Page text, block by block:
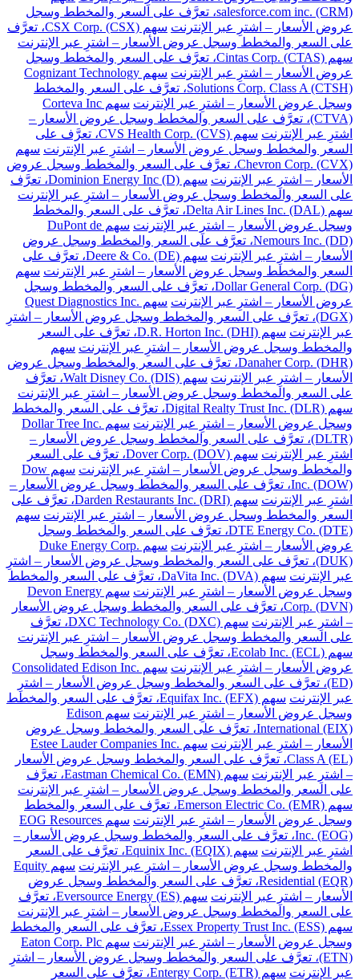
salesforce.com inc. (CRM)، تعرَّف على السعر والمخطط وسجل
عروض الأسعار – اشترِ عبر الإنترنت
سهم CSX Corp. (CSX)، تعرَّف
على السعر والمخطط وسجل عروض الأسعار – اشترِ عبر الإنترنت
سهم Cintas Corp. (CTAS)، تعرَّف على السعر والمخطط وسجل
عروض الأسعار – اشترِ عبر الإنترنت
سهم Cognizant Technology
Solutions Corp. Class A (CTSH)، تعرَّف على السعر والمخطط
وسجل عروض الأسعار – اشترِ عبر الإنترنت
سهم Corteva Inc
(CTVA)، تعرَّف على السعر والمخطط وسجل عروض الأسعار –
اشترِ عبر الإنترنت
سهم CVS Health Corp. (CVS)، تعرَّف على
السعر والمخطط وسجل عروض الأسعار – اشترِ عبر الإنترنت سهم
Chevron Corp. (CVX)، تعرَّف على السعر والمخطط وسجل عروض
الأسعار – اشترِ عبر الإنترنت
سهم Dominion Energy Inc (D)، تعرَّف
على السعر والمخطط وسجل عروض الأسعار – اشترِ عبر الإنترنت
سهم Delta Air Lines Inc. (DAL)، تعرَّف على السعر والمخطط
وسجل عروض الأسعار – اشترِ عبر الإنترنت
سهم DuPont de
Nemours Inc. (DD)، تعرَّف على السعر والمخطط وسجل عروض
الأسعار – اشترِ عبر الإنترنت
سهم Deere & Co. (DE)، تعرَّف على
السعر والمخطط وسجل عروض الأسعار – اشترِ عبر الإنترنت سهم
Dollar General Corp. (DG)، تعرَّف على السعر والمخطط وسجل
عروض الأسعار – اشترِ عبر الإنترنت
سهم Quest Diagnostics Inc.
(DGX)، تعرَّف على السعر والمخطط وسجل عروض الأسعار – اشترِ
عبر الإنترنت
سهم D.R. Horton Inc. (DHI)، تعرَّف على السعر
والمخطط وسجل عروض الأسعار – اشترِ عبر الإنترنت سهم
Danaher Corp. (DHR)، تعرَّف على السعر والمخطط وسجل عروض
الأسعار – اشترِ عبر الإنترنت
سهم Walt Disney Co. (DIS)، تعرَّف
على السعر والمخطط وسجل عروض الأسعار – اشترِ عبر الإنترنت
سهم Digital Realty Trust Inc. (DLR)، تعرَّف على السعر والمخطط
وسجل عروض الأسعار – اشترِ عبر الإنترنت
سهم Dollar Tree Inc.
(DLTR)، تعرَّف على السعر والمخطط وسجل عروض الأسعار –
اشترِ عبر الإنترنت
سهم Dover Corp. (DOV)، تعرَّف على السعر
والمخطط وسجل عروض الأسعار – اشترِ عبر الإنترنت
سهم Dow
Inc. (DOW)، تعرَّف على السعر والمخطط وسجل عروض الأسعار –
اشترِ عبر الإنترنت
سهم Darden Restaurants Inc. (DRI)، تعرَّف على
السعر والمخطط وسجل عروض الأسعار – اشترِ عبر الإنترنت سهم
DTE Energy Co. (DTE)، تعرَّف على السعر والمخطط وسجل
عروض الأسعار – اشترِ عبر الإنترنت
سهم Duke Energy Corp.
(DUK)، تعرَّف على السعر والمخطط وسجل عروض الأسعار – اشترِ
عبر الإنترنت
سهم DaVita Inc. (DVA)، تعرَّف على السعر والمخطط
وسجل عروض الأسعار – اشترِ عبر الإنترنت
سهم Devon Energy
Corp. (DVN)، تعرَّف على السعر والمخطط وسجل عروض الأسعار
– اشترِ عبر الإنترنت
سهم DXC Technology Co. (DXC)، تعرَّف
على السعر والمخطط وسجل عروض الأسعار – اشترِ عبر الإنترنت
سهم Ecolab Inc. (ECL)، تعرَّف على السعر والمخطط وسجل
عروض الأسعار – اشترِ عبر الإنترنت
سهم Consolidated Edison Inc.
(ED)، تعرَّف على السعر والمخطط وسجل عروض الأسعار – اشترِ
عبر الإنترنت
سهم Equifax Inc. (EFX)، تعرَّف على السعر والمخطط
وسجل عروض الأسعار – اشترِ عبر الإنترنت
سهم Edison
International (EIX)، تعرَّف على السعر والمخطط وسجل عروض
الأسعار – اشترِ عبر الإنترنت
سهم Estee Lauder Companies Inc.
Class A (EL)، تعرَّف على السعر والمخطط وسجل عروض الأسعار
– اشترِ عبر الإنترنت
سهم Eastman Chemical Co. (EMN)، تعرَّف
على السعر والمخطط وسجل عروض الأسعار – اشترِ عبر الإنترنت
سهم Emerson Electric Co. (EMR)، تعرَّف على السعر والمخطط
وسجل عروض الأسعار – اشترِ عبر الإنترنت
سهم EOG Resources
Inc. (EOG)، تعرَّف على السعر والمخطط وسجل عروض الأسعار –
اشترِ عبر الإنترنت
سهم Equinix Inc. (EQIX)، تعرَّف على السعر
والمخطط وسجل عروض الأسعار – اشترِ عبر الإنترنت
سهم Equity
Residential (EQR)، تعرَّف على السعر والمخطط وسجل عروض
الأسعار – اشترِ عبر الإنترنت
سهم Eversource Energy (ES)، تعرَّف
على السعر والمخطط وسجل عروض الأسعار – اشترِ عبر الإنترنت
سهم Essex Property Trust Inc. (ESS)، تعرَّف على السعر والمخطط
وسجل عروض الأسعار – اشترِ عبر الإنترنت
سهم Eaton Corp. Plc
(ETN)، تعرَّف على السعر والمخطط وسجل عروض الأسعار – اشترِ
عبر الإنترنت
سهم Entergy Corp. (ETR)، تعرَّف على السعر